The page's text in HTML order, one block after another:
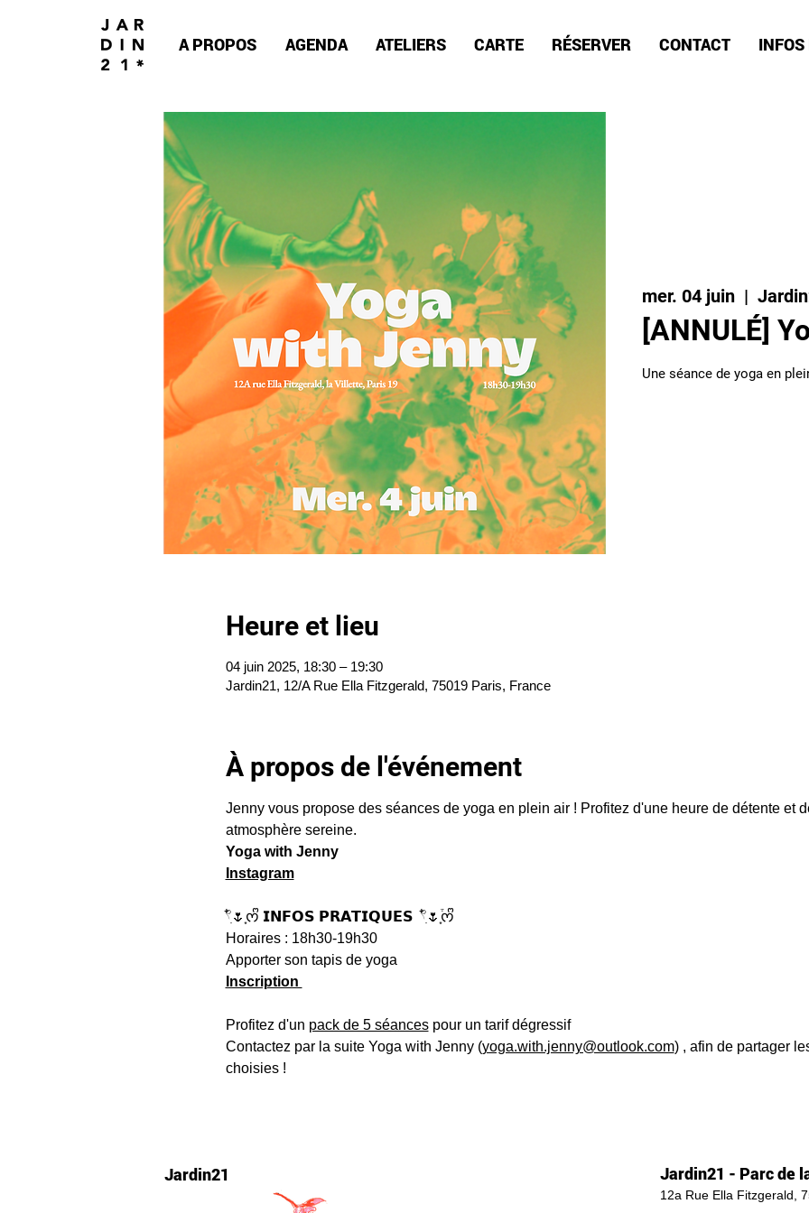
A PROPOS AGENDA ATELIERS CARTE RÉSERVER CONTACT INFOS
mer. 04 juin
  |
[ANNULÉ]
Une séance de yoga en
Heure et lieu
04 juin 2025, 18:30 – 19:30
Jardin21, 12/A Rue Ella Fitzgerald, 75019 Paris, France
À propos de l'événement
Jenny vous propose des séances de yoga en plein air ! Profitez d'une heure de détente et
atmosphère sereine.
Yoga with Jenny
Instagram
𓍢ִ໋🌷͙ᰔᩚ 𝗜𝗡𝗙𝗢𝗦 𝗣𝗥𝗔𝗧𝗜𝗤𝗨𝗘𝗦  𓍢ִ໋🌷͙֒ᰔᩚ
Horaires : 18h30-19h30
Apporter son tapis de yoga
Inscription
Profitez d'un pack de 5 séances pour un tarif dégressif
Contactez par la suite Yoga with Jenny (yoga.with.jenny@outlook.com) , afin de partager
choisies !
Jardin21 Jardin21 - Parc de
12a Rue Ella Fitzgerald,